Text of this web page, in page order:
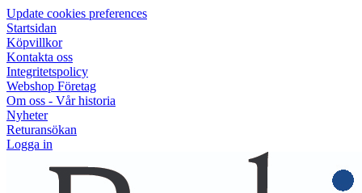
Update cookies preferences
Startsidan
Köpvillkor
Kontakta oss
Integritetspolicy
Webshop Företag
Om oss - Vår historia
Nyheter
Returansökan
Logga in